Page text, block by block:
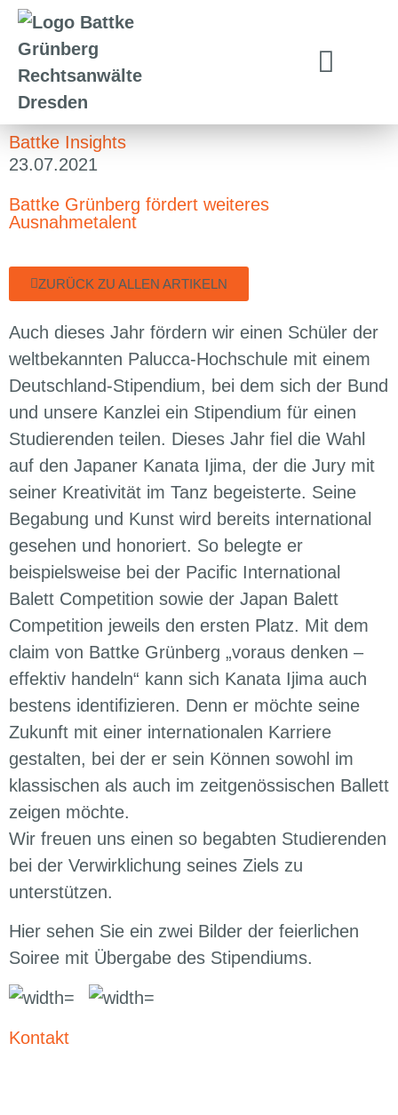
Battke Insights
23.07.2021
Battke Grünberg fördert weiteres
Ausnahmetalent
ZURÜCK ZU ALLEN ARTIKELN
Auch dieses Jahr fördern wir einen Schüler der
weltbekannten Palucca-Hochschule mit einem
Deutschland-Stipendium, bei dem sich der Bund
und unsere Kanzlei ein Stipendium für einen
Studierenden teilen. Dieses Jahr fiel die Wahl
auf den Japaner Kanata Ijima, der die Jury mit
seiner Kreativität im Tanz begeisterte. Seine
Begabung und Kunst wird bereits international
gesehen und honoriert. So belegte er
beispielsweise bei der Pacific International
Balett Competition sowie der Japan Balett
Competition jeweils den ersten Platz. Mit dem
claim von Battke Grünberg „voraus denken –
effektiv handeln“ kann sich Kanata Ijima auch
bestens identifizieren. Denn er möchte seine
Zukunft mit einer internationalen Karriere
gestalten, bei der er sein Können sowohl im
klassischen als auch im zeitgenössischen Ballett
zeigen möchte.
Wir freuen uns einen so begabten Studierenden
bei der Verwirklichung seines Ziels zu
unterstützen.
Hier sehen Sie ein zwei Bilder der feierlichen
Soiree mit Übergabe des Stipendiums.
Kontakt